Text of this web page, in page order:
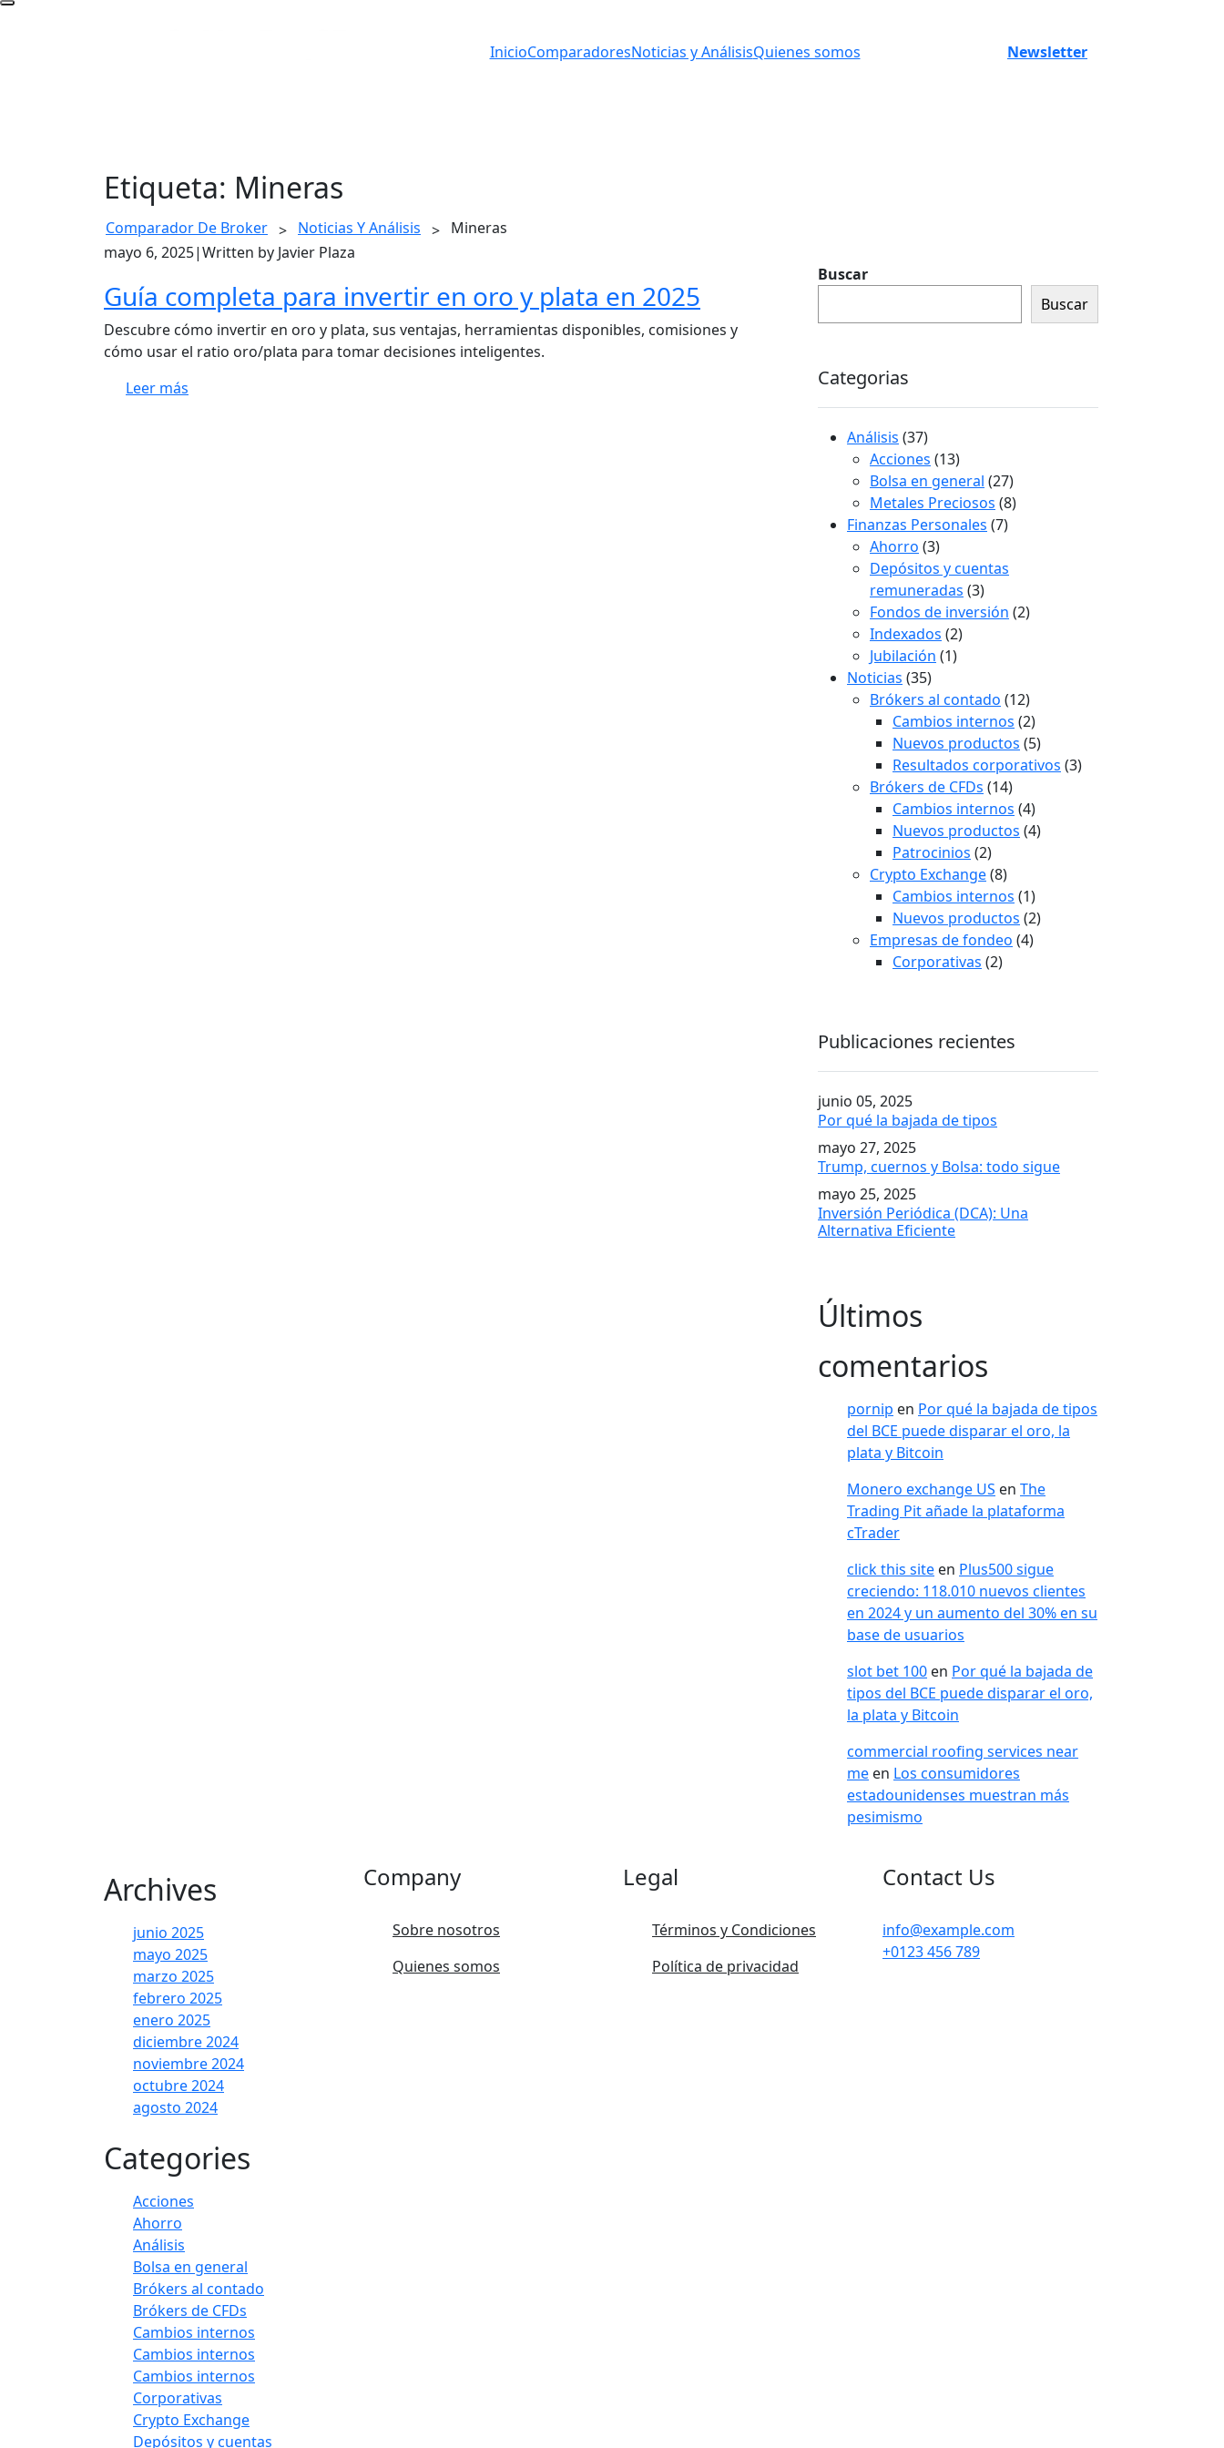
InicioComparadoresNoticias y AnálisisQuienes somos Newsletter
Etiqueta: Mineras
Comparador De Broker > Noticias Y Análisis > Mineras
mayo 6, 2025|Written by Javier Plaza
Guía completa para invertir en oro y plata en 2025
Descubre cómo invertir en oro y plata, sus ventajas, herramientas disponibles, comisiones y
cómo usar el ratio oro/plata para tomar decisiones inteligentes.
Leer más
Buscar
Buscar
Categorias
Análisis (37)
Acciones (13)
Bolsa en general (27)
Metales Preciosos (8)
Finanzas Personales (7)
Ahorro (3)
Depósitos y cuentas
remuneradas (3)
Fondos de inversión (2)
Indexados (2)
Jubilación (1)
Noticias (35)
Brókers al contado (12)
Cambios internos (2)
Nuevos productos (5)
Resultados corporativos (3)
Brókers de CFDs (14)
Cambios internos (4)
Nuevos productos (4)
Patrocinios (2)
Crypto Exchange(8)
Cambios internos (1)
Nuevos productos (2)
Empresas de fondeo (4)
Corporativas (2)
Publicaciones recientes
junio 05, 2025
Por qué la bajada de tipos
mayo 27, 2025
Trump, cuernos y Bolsa: todo sigue
mayo 25, 2025
Inversión Periódica (DCA): Una
Alternativa Eficiente
Últimos
comentarios
pornip en Por qué la bajada de tipos
del BCE puede disparar el oro, la
plata y Bitcoin
Monero exchange US en The
Trading Pit añade la plataforma
cTrader
click this site en Plus500 sigue
creciendo: 118.010 nuevos clientes
en 2024 y un aumento del 30% en su
base de usuarios
slot bet 100 en Por qué la bajada de
tipos del BCE puede disparar el oro,
la plata y Bitcoin
commercial roofing services near
me en Los consumidores
estadounidenses muestran más
pesimismo
Archives
junio 2025
mayo 2025
marzo 2025
febrero 2025
enero 2025
diciembre 2024
noviembre 2024
octubre 2024
agosto 2024
Categories
Acciones
Ahorro
Análisis
Bolsa en general
Brókers al contado
Brókers de CFDs
Cambios internos
Cambios internos
Cambios internos
Corporativas
Crypto Exchange
Depósitos y cuentas
Company
Sobre nosotros
Quienes somos
Legal
Términos y Condiciones
Política de privacidad
Contact Us
info@example.com
+0123 456 789